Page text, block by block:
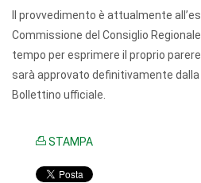
Il provvedimento è attualmente
Commissione del Consiglio
tempo per esprimere il proprio
sarà approvato definitivamente dalla
Bollettino ufficiale.
STAMPA